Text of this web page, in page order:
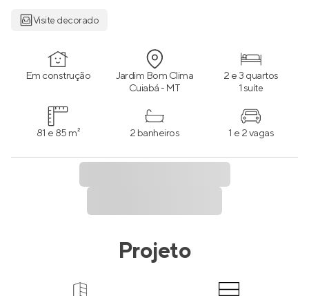
Visite decorado
Em construção Jardim Bom Clima
Cuiabá - MT
2 e 3 quartos
1 suíte
81 e 85 m² 2 banheiros 1 e 2 vagas
Projeto